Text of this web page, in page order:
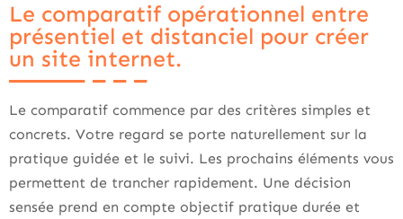
Le comparatif opérationnel entre
présentiel et distanciel pour créer
un site internet.
Le comparatif commence par des critères simples et
concrets. Votre regard se porte naturellement sur la
pratique guidée et le suivi. Les prochains éléments vous
permettent de trancher rapidement. Une décision
sensée prend en compte objectif pratique durée et